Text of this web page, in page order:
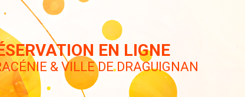
EN LIGNE
& VILLE DE DRAGUIGNAN